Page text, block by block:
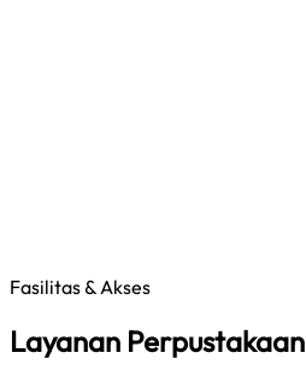
Fasilitas & Akses
Layanan Perpustakaan